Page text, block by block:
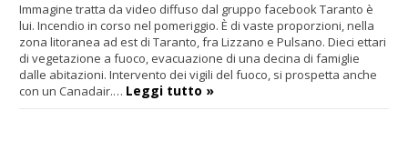
Immagine tratta da video diffuso dal gruppo facebook Taranto è
lui. Incendio in corso nel pomeriggio. È di vaste proporzioni, nella
zona litoranea ad est di Taranto, fra Lizzano e Pulsano. Dieci ettari
di vegetazione a fuoco, evacuazione di una decina di famiglie
dalle abitazioni. Intervento dei vigili del fuoco, si prospetta anche
con un Canadair.… Leggi tutto »